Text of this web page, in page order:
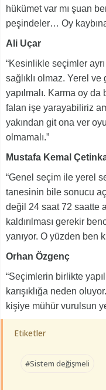
hükümet var mı şuan
peşindeler… Oy
Ali Uçar
“Kesinlikle seçimler
sağlıklı olmaz. Yerel
yapılmalı. Karma oy
falan işe yarayabiliriz
yakından git ona ver
olmamalı.”
Mustafa Kemal
“Genel seçim ile yerel
tanesinin bile sonucu
değil 24 saat 72 saatte
kaldırılması gerekir
yanıyor. O yüzden ben
Orhan Özgenç
“Seçimlerin birlikte
karışıklığa neden
kişiye mühür vurulsun
Etiketler
#Sistem değişmeli